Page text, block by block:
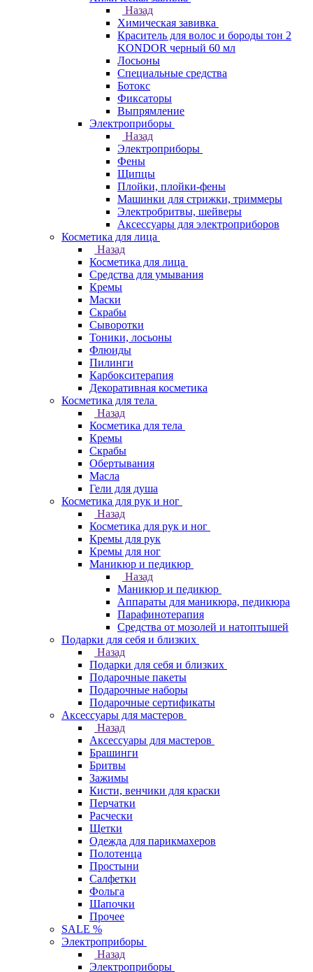
Назад
Химическая завивка
Краситель для волос и бороды тон 2
KONDOR черный 60 мл
Лосьоны
Специальные средства
Ботокс
Фиксаторы
Выпрямление
Электроприборы
Назад
Электроприборы
Фены
Щипцы
Плойки, плойки-фены
Машинки для стрижки, триммеры
Электробритвы, шейверы
Аксессуары для электроприборов
Косметика для лица
Назад
Косметика для лица
Средства для умывания
Кремы
Маски
Скрабы
Сыворотки
Тоники, лосьоны
Флюиды
Пилинги
Карбокситерапия
Декоративная косметика
Косметика для тела
Назад
Косметика для тела
Кремы
Скрабы
Обертывания
Масла
Гели для душа
Косметика для рук и ног
Назад
Косметика для рук и ног
Кремы для рук
Кремы для ног
Маникюр и педикюр
Назад
Маникюр и педикюр
Аппараты для маникюра, педикюра
Парафинотерапия
Средства от мозолей и натоптышей
Подарки для себя и близких
Назад
Подарки для себя и близких
Подарочные пакеты
Подарочные наборы
Подарочные сертификаты
Аксессуары для мастеров
Назад
Аксессуары для мастеров
Брашинги
Бритвы
Зажимы
Кисти, венчики для краски
Перчатки
Расчески
Щетки
Одежда для парикмахеров
Полотенца
Простыни
Салфетки
Фольга
Шапочки
Прочее
SALE %
Электроприборы
Назад
Электроприборы